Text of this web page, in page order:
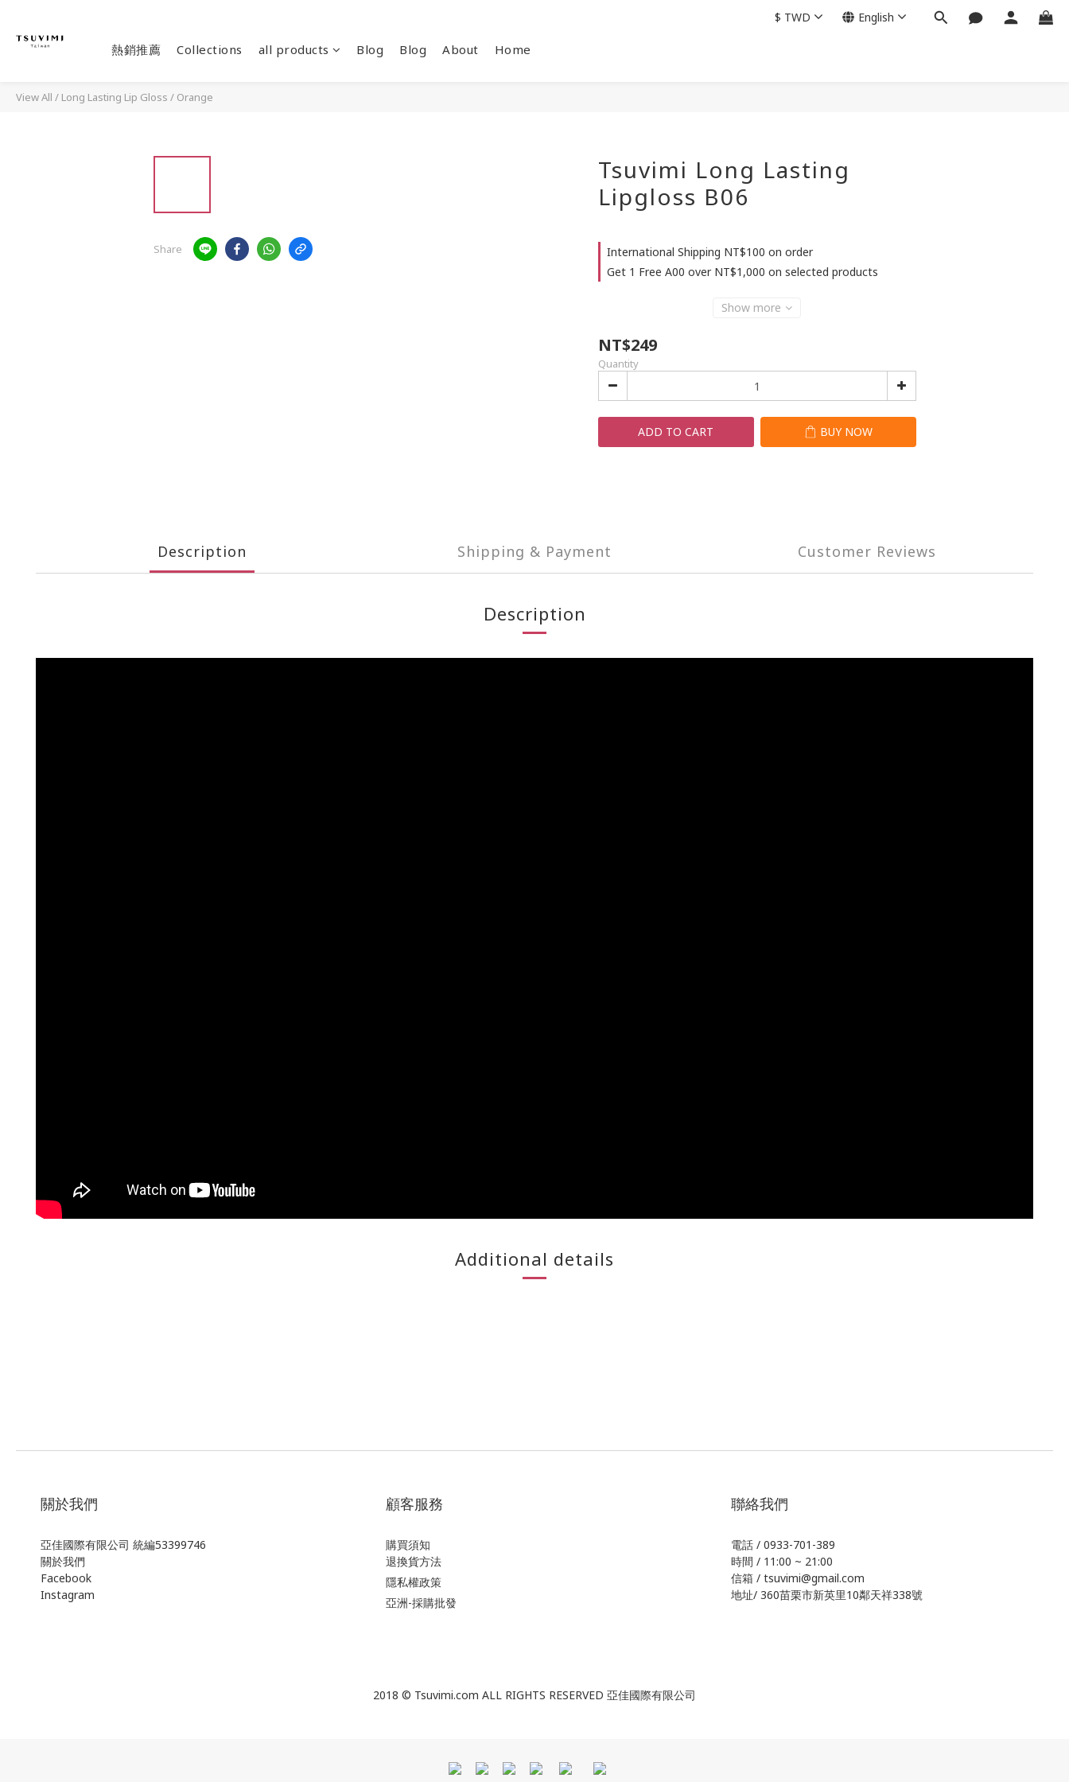
熱銷推薦 Collections all products Blog Blog About Home
$ TWD English
View All / Long Lasting Lip Gloss / Orange
Share
Tsuvimi Long Lasting
Lipgloss B06
International Shipping NT$100 on order
Get 1 Free A00 over NT$1,000 on selected products
Show more
NT$249
Quantity
ADD TO CART BUY NOW
Description Shipping & Payment Customer Reviews
Description
Additional details
關於我們
亞佳國際有限公司 統編53399746
關於我們
Facebook
Instagram
顧客服務
購買須知
退換貨方法
隱私權政策
亞洲-採購批發
聯絡我們
電話 / 0933-701-389
時間 / 11:00 ~ 21:00
信箱 / tsuvimi@gmail.com
地址/ 360苗栗市新英里10鄰天祥338號
2018 © Tsuvimi.com ALL RIGHTS RESERVED 亞佳國際有限公司